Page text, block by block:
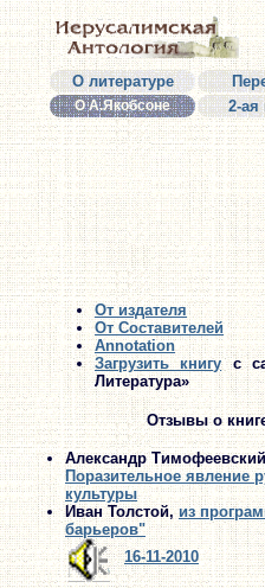
О литературе
О А.Якобсоне 2-ая
От издателя
От Составителей
Annotation
Загрузить книгус
Литература»
Отзывы о
Александр Тимофеевский
Поразительное явление
культуры
Иван Толстой,из
барьеров"
16-11-2010